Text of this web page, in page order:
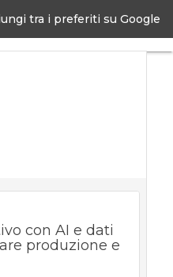
tra i preferiti su Google
con AI e dati
produzione e